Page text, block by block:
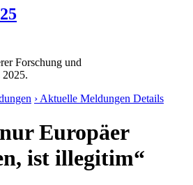
Forschung und
2025.
› Aktuelle Meldungen Details
Europäer
ist illegitim“